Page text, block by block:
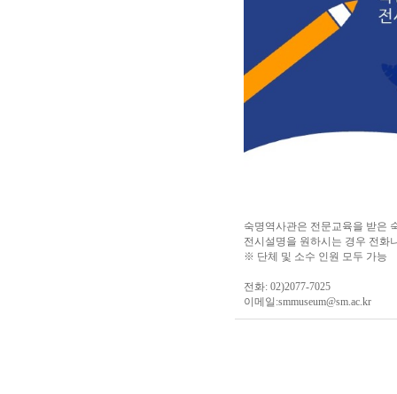
숙명역사관은 전문교육을 받은
전시설명을 원하시는 경우 전화
※ 단체 및 소수 인원 모두 가능
전화: 02)2077-7025
이메일:smmuseum@sm.ac.kr